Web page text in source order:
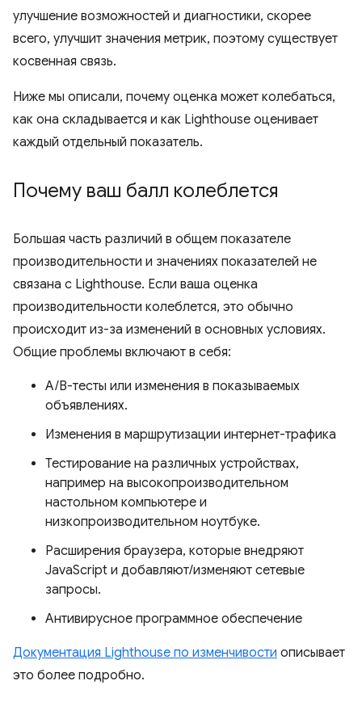
улучшение возможностей и диагностики, скорее
всего, улучшит значения метрик, поэтому существует
косвенная связь.
Ниже мы описали, почему оценка может колебаться,
как она складывается и как Lighthouse оценивает
каждый отдельный показатель.
Почему ваш балл колеблется
Большая часть различий в общем показателе
производительности и значениях показателей не
связана с Lighthouse. Если ваша оценка
производительности колеблется, это обычно
происходит из-за изменений в основных условиях.
Общие проблемы включают в себя:
A/B-тесты или изменения в показываемых
объявлениях.
Изменения в маршрутизации интернет-трафика
Тестирование на различных устройствах,
например на высокопроизводительном
настольном компьютере и
низкопроизводительном ноутбуке.
Расширения браузера, которые внедряют
JavaScript и добавляют/изменяют сетевые
запросы.
Антивирусное программное обеспечение
Документация Lighthouse по изменчивости описывает
это более подробно.